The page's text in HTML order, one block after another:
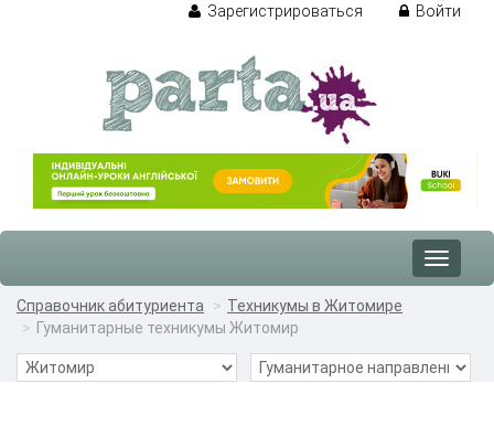
Зарегистрироваться Войти
Toggle
Справочник абитуриента
Техникумы в Житомире
Гуманитарные техникумы Житомир